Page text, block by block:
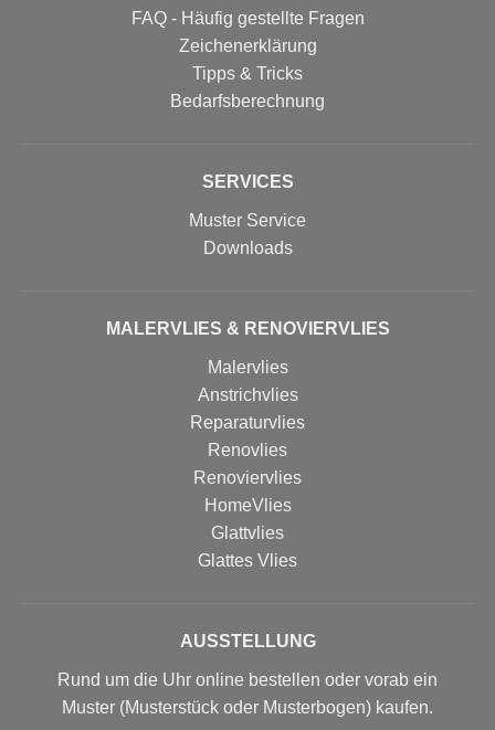
FAQ - Häufig gestellte Fragen
Zeichenerklärung
Tipps & Tricks
Bedarfsberechnung
SERVICES
Muster Service
Downloads
MALERVLIES & RENOVIERVLIES
Malervlies
Anstrichvlies
Reparaturvlies
Renovlies
Renoviervlies
HomeVlies
Glattvlies
Glattes Vlies
AUSSTELLUNG
Rund um die Uhr online bestellen oder vorab ein
Muster (Musterstück oder Musterbogen) kaufen.